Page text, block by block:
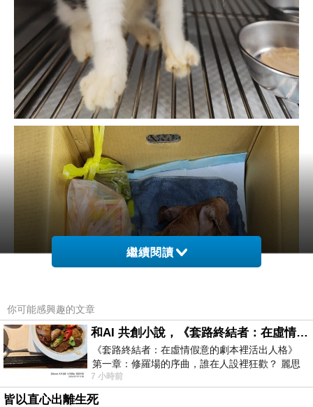
繼續閱讀
你可能感興趣的文章
和AI 共創小說，《套路終結者：在虛情假意的劇本裡活出人格》
《套路終結者：在虛情假意的劇本裡活出人格》
第一章：修羅場的序曲，誰在人設裡狂歡？ 麗思
卡爾頓酒店的總統套房內，燈光昏
7 小時前
皆以直心出離生死